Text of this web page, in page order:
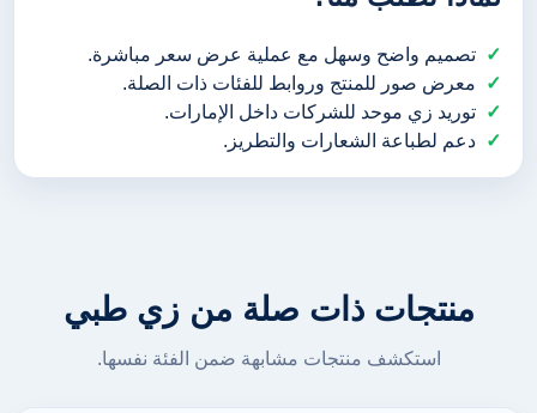
تصميم واضح وسهل مع عملية عرض سعر مباشرة.
معرض صور للمنتج وروابط للفئات ذات الصلة.
توريد زي موحد للشركات داخل الإمارات.
دعم لطباعة الشعارات والتطريز.
منتجات ذات صلة من زي طبي
استكشف منتجات مشابهة ضمن الفئة نفسها.